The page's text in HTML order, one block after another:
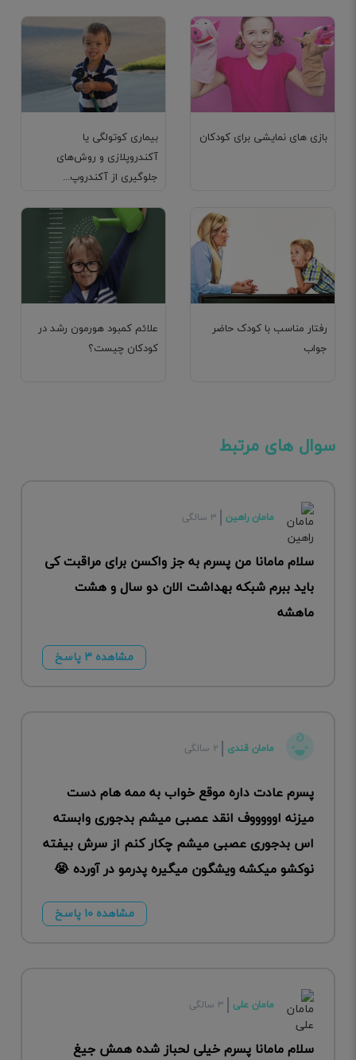
بیماری کوتولگی یا
آکندروپلازی و روش‌های
جلوگیری از آکندروپ...
بازی های نمایشی برای کودکان
علائم کمبود هورمون رشد در
کودکان چیست؟
رفتار مناسب با کودک حاضر
جواب
سوال های مرتبط
مامان راهین ۳ سالگی
سلام مامانا من پسرم به جز واکسن برای مراقبت کی
باید ببرم شبکه بهداشت الان دو سال و هشت
ماهشه
مشاهده ۳ پاسخ
مامان قندی ۲ سالگی
پسرم عادت داره موقع خواب به ممه هام دست
میزنه اوووووف انقد عصبی میشم بدجوری وابسته
اس بدجوری عصبی میشم چکار کنم از سرش بیفته
نوکشو میکشه ویشگون میگیره پدرمو در آورده 😭
مشاهده ۱۰ پاسخ
مامان علی ۳ سالگی
سلام مامانا پسرم خیلی لحباز شده همش جیغ